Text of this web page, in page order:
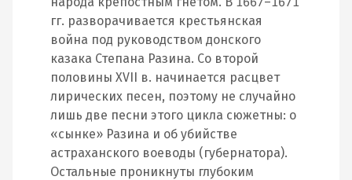
гг. разворачивается крестьянская
война под руководством донского
казака Степана Разина. Со второй
половины XVII в. начинается расцвет
лирических песен, поэтому не случайно
лишь две песни этого цикла сюжетны: о
«сынке» Разина и об убийстве
астраханского воеводы (губернатора).
Остальные проникнуты глубоким